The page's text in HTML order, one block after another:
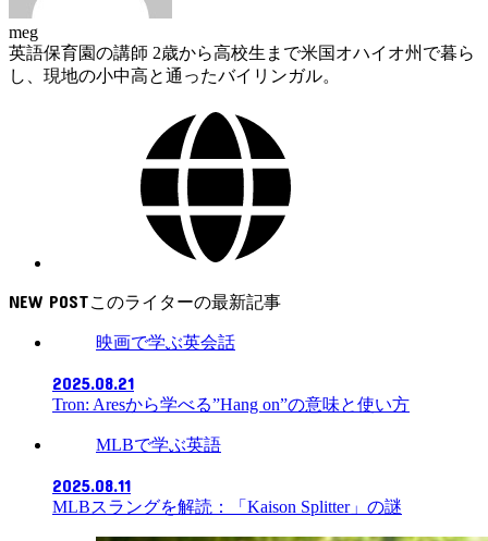
meg
英語保育園の講師 2歳から高校生まで米国オハイオ州で暮ら
し、現地の小中高と通ったバイリンガル。
NEW POST
映画で学ぶ英会話
2025.08.21
Tron: Aresから学べる”Hang on”の意味と使い方
MLBで学ぶ英語
2025.08.11
MLBスラングを解読：「Kaison Splitter」の謎